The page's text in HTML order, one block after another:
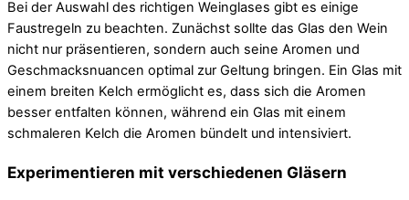
Bei der Auswahl des richtigen Weinglases gibt es einige
Faustregeln zu beachten. Zunächst sollte das Glas den Wein
nicht nur präsentieren, sondern auch seine Aromen und
Geschmacksnuancen optimal zur Geltung bringen. Ein Glas mit
einem breiten Kelch ermöglicht es, dass sich die Aromen
besser entfalten können, während ein Glas mit einem
schmaleren Kelch die Aromen bündelt und intensiviert.
Experimentieren mit verschiedenen Gläsern